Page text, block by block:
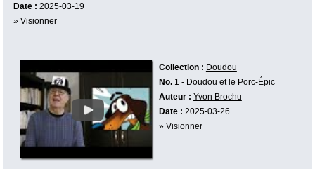
Date : 2025-03-19
» Visionner
Collection : Doudou
No.1 - Doudou et le Porc-Épic
Auteur : Yvon Brochu
Date : 2025-03-26
» Visionner